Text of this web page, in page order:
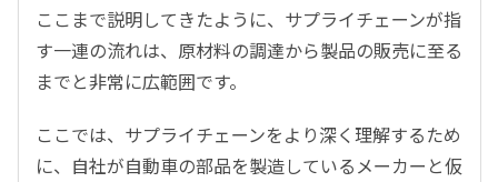
ここまで説明してきたように、サプライチェーンが指
す一連の流れは、原材料の調達から製品の販売に至る
までと非常に広範囲です。
ここでは、サプライチェーンをより深く理解するため
に、自社が自動車の部品を製造しているメーカーと仮